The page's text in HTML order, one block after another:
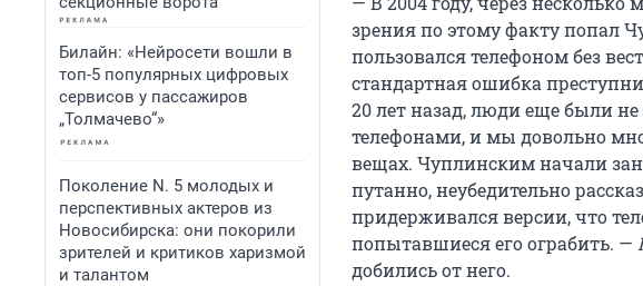
Билайн: «Нейросети вошли в
топ-5 популярных цифровых
сервисов у пассажиров
„Толмачево“»
Поколение N. 5 молодых и
перспективных актеров из
Новосибирска: они покорили
зрителей и критиков харизмой
и талантом
зрения по этому факту попал
пользовался телефоном без
стандартная ошибка
20 лет назад, люди еще были
телефонами, и мы довольно
вещах. Чуплинским начали
путанно, неубедительно
придерживался версии, что
попытавшиеся его ограбить. —
добились от него.